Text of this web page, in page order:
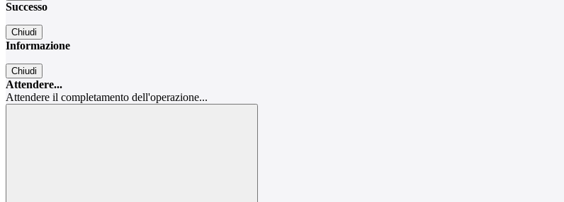
Successo
Chiudi
Informazione
Chiudi
Attendere...
Attendere il completamento dell'operazione...